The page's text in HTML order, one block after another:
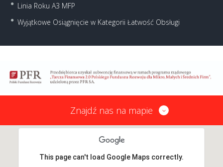
Linia Roku A3 MFP
Wyjątkowe Osiągnięcie w Kategorii Łatwość Obsługi
Znajdź nas na mapie
This page can't load Google Maps correctly.